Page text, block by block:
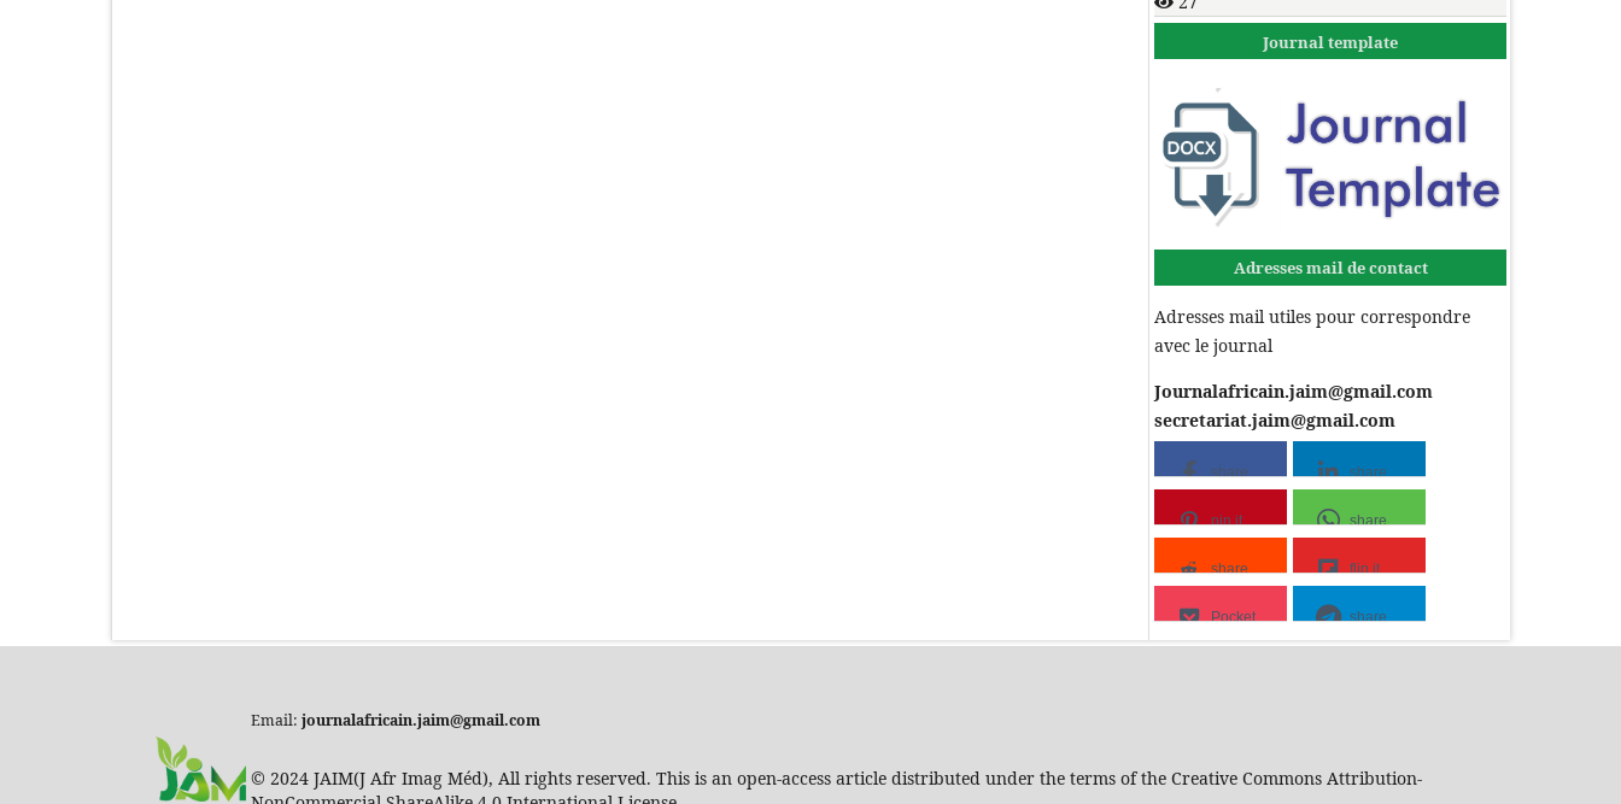
Journal template
Adresses mail de contact
Adresses mail utiles pour correspondre
avec le journal
Journalafricain.jaim@gmail.com
secretariat.jaim@gmail.com
share share
pin it share
share flip it
Pocket share
Email: journalafricain.jaim@gmail.com
© 2024 JAIM(J Afr Imag Méd), All rights reserved. This is an open-access article distributed under the terms of the Creative Commons Attribution-